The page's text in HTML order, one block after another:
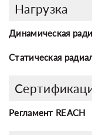
Нагрузка
Динамическая
Статическая
Регламент REACH